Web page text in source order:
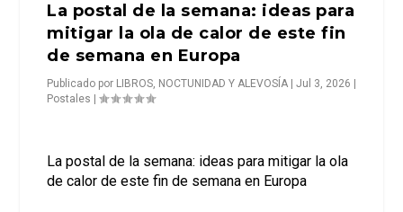
La postal de la semana: ideas para
mitigar la ola de calor de este fin
de semana en Europa
Publicado por LIBROS, NOCTUNIDAD Y ALEVOSÍA |Jul 3, 2026
Postales
|
La postal de la semana: ideas para mitigar la ola
de calor de este fin de semana en Europa